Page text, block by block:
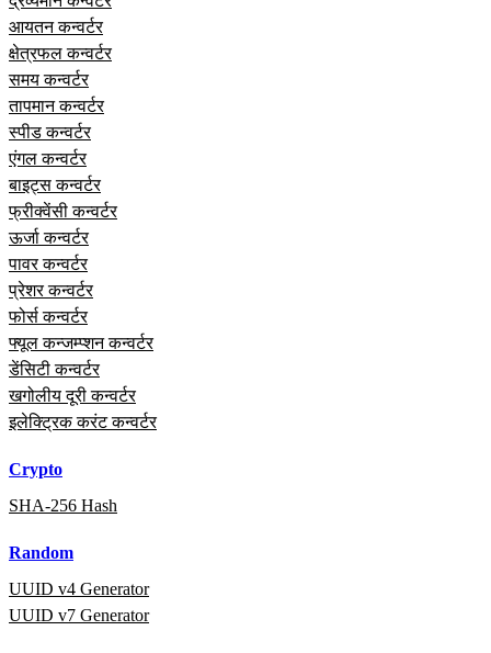
आयतन कन्वर्टर
क्षेत्रफल कन्वर्टर
समय कन्वर्टर
तापमान कन्वर्टर
स्पीड कन्वर्टर
एंगल कन्वर्टर
बाइट्स कन्वर्टर
फ्रीक्वेंसी कन्वर्टर
ऊर्जा कन्वर्टर
पावर कन्वर्टर
प्रेशर कन्वर्टर
फोर्स कन्वर्टर
फ्यूल कन्जम्प्शन कन्वर्टर
डेंसिटी कन्वर्टर
खगोलीय दूरी कन्वर्टर
इलेक्ट्रिक करंट कन्वर्टर
Crypto
SHA-256 Hash
Random
UUID v4 Generator
UUID v7 Generator